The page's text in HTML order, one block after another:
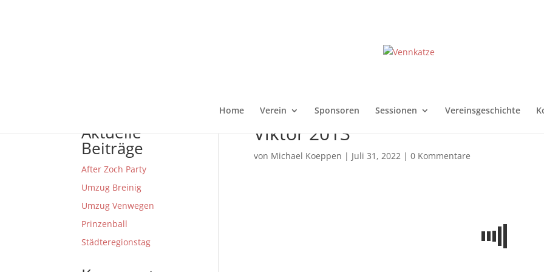
Home Verein Sponsoren Sessionen Vereinsgeschichte
Viktor 2013
von Michael Koeppen | Juli 31, 2022| 0 Kommentare
Aktuelle
Beiträge
After Zoch Party
Umzug Breinig
Umzug Venwegen
Prinzenball
Städteregionstag